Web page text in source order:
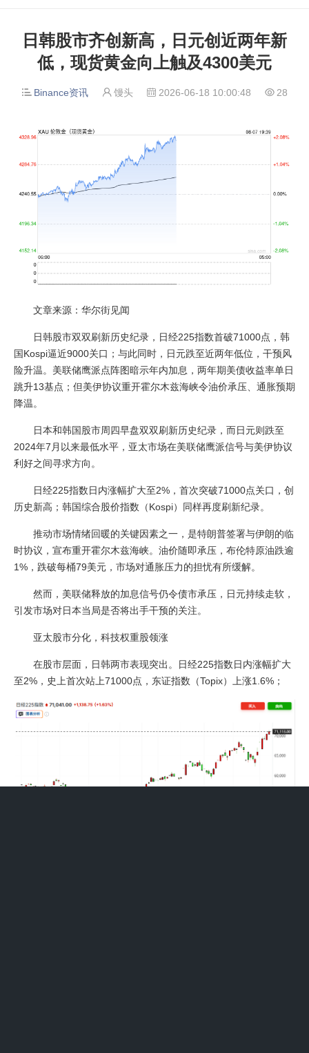
日韩股市齐创新高，日元创近两年新
低，现货黄金向上触及4300美元
 Binance资讯  馒头  2026-06-18 10:00:48  28
文章来源：华尔街见闻
日韩股市双双刷新历史纪录，日经225指数首破71000点，韩
国Kospi逼近9000关口；与此同时，日元跌至近两年低位，干预风
险升温。美联储鹰派点阵图暗示年内加息，两年期美债收益率单日
跳升13基点；但美伊协议重开霍尔木兹海峡令油价承压、通胀预期
降温。
日本和韩国股市周四早盘双双刷新历史纪录，而日元则跌至
2024年7月以来最低水平，亚太市场在美联储鹰派信号与美伊协议
利好之间寻求方向。
日经225指数日内涨幅扩大至2%，首次突破71000点关口，创
历史新高；韩国综合股价指数（Kospi）同样再度刷新纪录。
推动市场情绪回暖的关键因素之一，是特朗普签署与伊朗的临
时协议，宣布重开霍尔木兹海峡。油价随即承压，布伦特原油跌逾
1%，跌破每桶79美元，市场对通胀压力的担忧有所缓解。
然而，美联储释放的加息信号仍令债市承压，日元持续走软，
引发市场对日本当局是否将出手干预的关注。
亚太股市分化，科技权重股领涨
在股市层面，日韩两市表现突出。日经225指数日内涨幅扩大
至2%，史上首次站上71000点，东证指数（Topix）上涨1.6%；